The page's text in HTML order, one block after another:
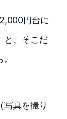
円台に
と、そこだ
写真を撮り